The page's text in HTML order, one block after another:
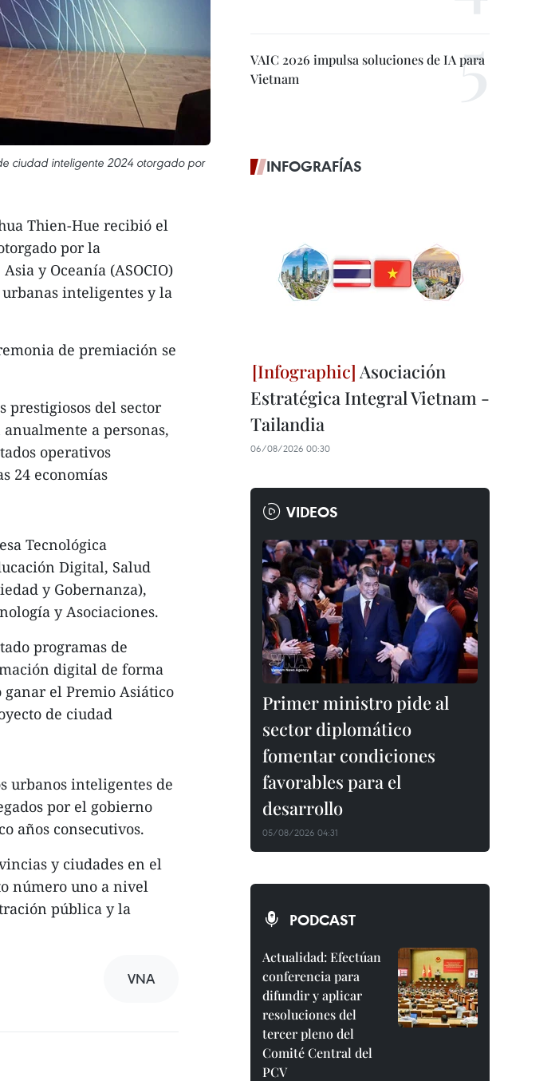
ciudad inteligente 2024 otorgado por
Thien-Hue recibió el
por la
y Oceanía (ASOCIO)
urbanas inteligentes y la
de premiación se
prestigiosos del sector
a personas,
operativos
24 economías
Tecnológica
Digital, Salud
y Gobernanza),
y Asociaciones.
programas de
digital de forma
el Premio Asiático
de ciudad
urbanos inteligentes de
por el gobierno
años consecutivos.
y ciudades en el
número uno a nivel
pública y la
VNA
VAIC 2026 impulsa soluciones de IA para
Vietnam
INFOGRAFÍAS
Asociación
Estratégica Integral Vietnam -
Tailandia
06/08/2026 00:30
VIDEOS
Primer ministro pide al
sector diplomático
fomentar condiciones
favorables para el
desarrollo
05/08/2026 04:31
PODCAST
Actualidad: Efectúan
conferencia para
difundir y aplicar
resoluciones del
tercer pleno del
Comité Central del
PCV